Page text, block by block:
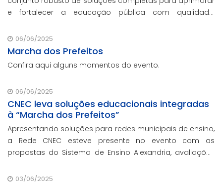
e fortalecer a educação pública com qualidade,
que não participaram da Marcha dos Prefeitos
06/06/2025
Marcha dos Prefeitos
Confira aqui alguns momentos do evento.
06/06/2025
CNEC leva soluções educacionais integradas
à “Marcha dos Prefeitos”
Apresentando soluções para redes municipais de ensino,
a Rede CNEC esteve presente no evento com as
propostas do Sistema de Ensino Alexandria, avaliações
escolar e parcerias com prefeituras durante e
03/06/2025